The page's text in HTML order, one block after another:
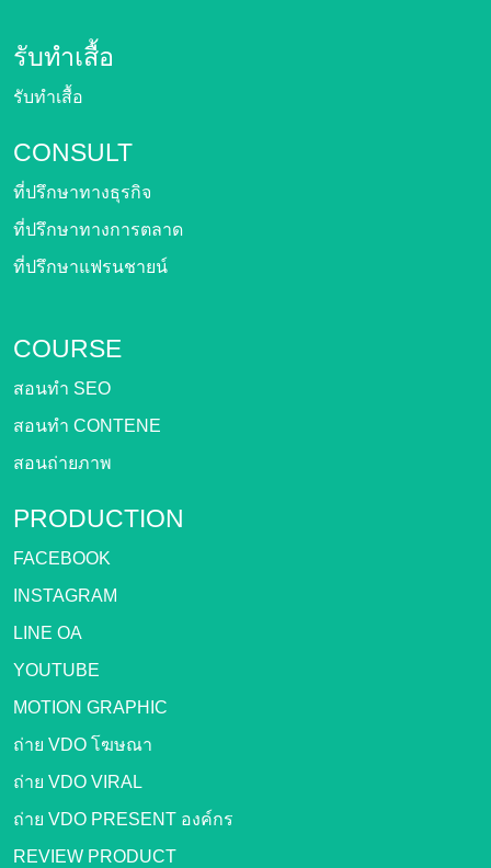
รับทำเสื้อ
รับทำเสื้อ
CONSULT
ที่ปรึกษาทางธุรกิจ
ที่ปรึกษาทางการตลาด
ที่ปรึกษาแฟรนชายน์
COURSE
สอนทำ SEO
สอนทำ CONTENE
สอนถ่ายภาพ
PRODUCTION
FACEBOOK
INSTAGRAM
LINE OA
YOUTUBE
MOTION GRAPHIC
ถ่าย VDO โฆษณา
ถ่าย VDO VIRAL
ถ่าย VDO PRESENT องค์กร
REVIEW PRODUCT